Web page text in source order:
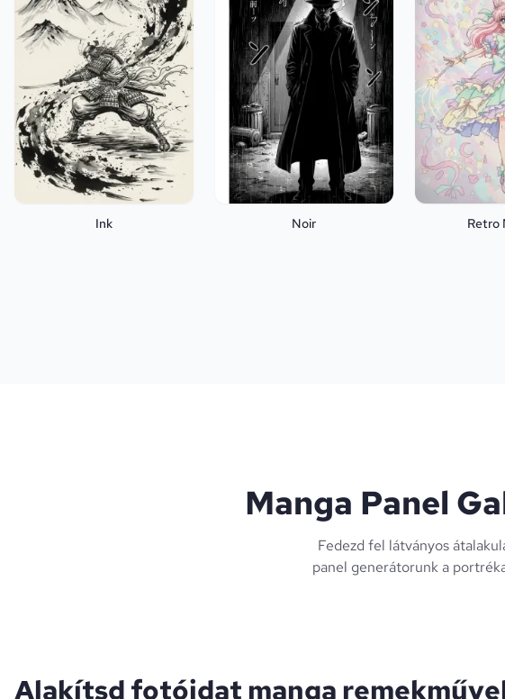
Ink Noir Retro
Manga Panel
Fedezd fel látványos
panel generátorunk a
Alakítsd fotóidat manga